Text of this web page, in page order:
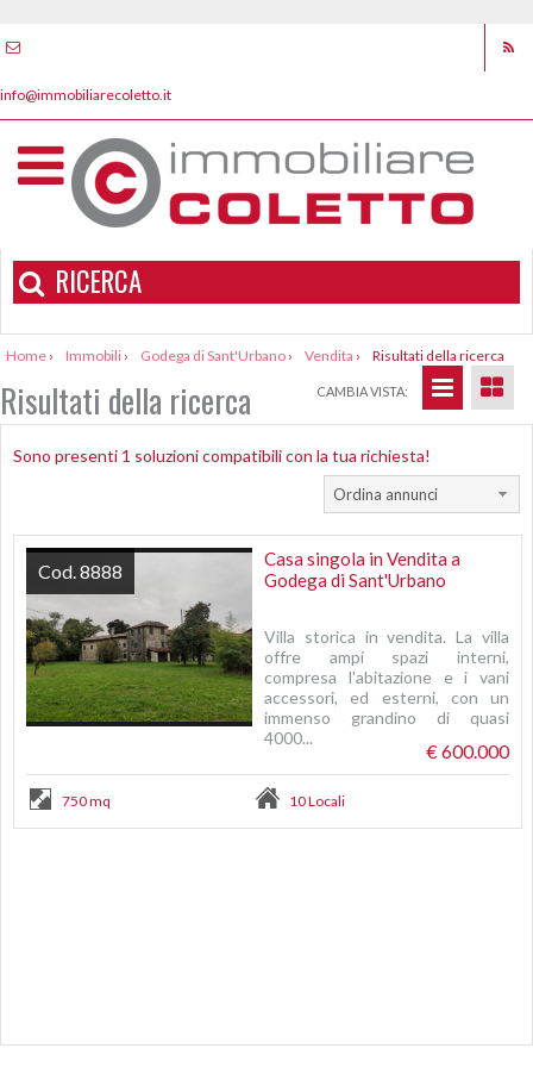
info@immobiliarecoletto.it
RICERCA
Home › Immobili › Godega di Sant'Urbano › Vendita › Risultati della ricerca
Risultati della ricerca CAMBIA VISTA:
Sono presenti 1 soluzioni compatibili con la tua richiesta!
Ordina annunci
Casa singola in Vendita a
Godega di Sant'Urbano
Villa storica in vendita. La villa
offre ampi spazi interni,
compresa l'abitazione e i vani
accessori, ed esterni, con un
immenso grandino di quasi
4000...
€ 600.000
Cod. 8888
750 mq 10 Locali